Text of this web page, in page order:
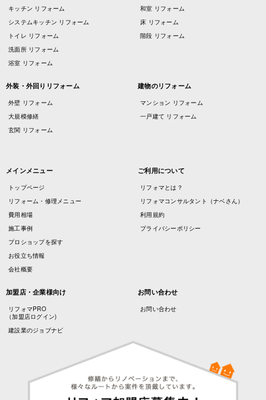
キッチン リフォーム
システムキッチン リフォーム
トイレ リフォーム
洗面所 リフォーム
浴室 リフォーム
和室 リフォーム
床 リフォーム
階段 リフォーム
外装・外回りリフォーム
外壁 リフォーム
大規模修繕
玄関 リフォーム
建物のリフォーム
マンション リフォーム
一戸建て リフォーム
メインメニュー
トップページ
リフォーム・修理メニュー
費用相場
施工事例
プロショップを探す
お役立ち情報
会社概要
ご利用について
リフォマとは？
リフォマコンサルタント（ナベさん）
利用規約
プライバシーポリシー
加盟店・企業様向け
リフォマPRO
（加盟店ログイン)
建設業のジョブナビ
お問い合わせ
お問い合わせ